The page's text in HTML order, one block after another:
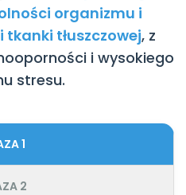
organizmu i
tłuszczowej, z
i wysokiego
stresu.
1
2